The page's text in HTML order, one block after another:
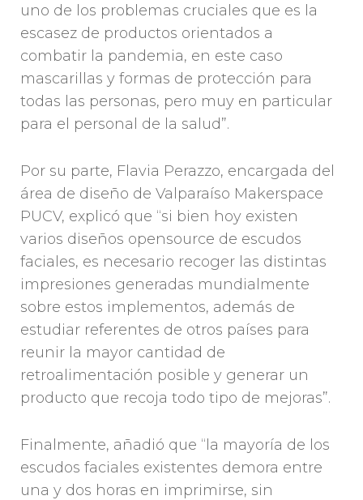
uno de los problemas cruciales que es la
escasez de productos orientados a
combatir la pandemia, en este caso
mascarillas y formas de protección para
todas las personas, pero muy en particular
para el personal de la salud”.
Por su parte, Flavia Perazzo, encargada del
área de diseño de Valparaíso Makerspace
PUCV, explicó que “si bien hoy existen
varios diseños opensource de escudos
faciales, es necesario recoger las distintas
impresiones generadas mundialmente
sobre estos implementos, además de
estudiar referentes de otros países para
reunir la mayor cantidad de
retroalimentación posible y generar un
producto que recoja todo tipo de mejoras”.
Finalmente, añadió que “la mayoría de los
escudos faciales existentes demora entre
una y dos horas en imprimirse, sin